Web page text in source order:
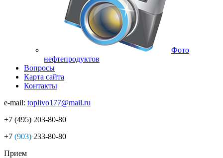
Фото
нефтепродуктов
Вопросы
Карта сайта
Контакты
e-mail: toplivo177@mail.ru
+7 (495) 203-80-80
+7 (903) 233-80-80
Прием